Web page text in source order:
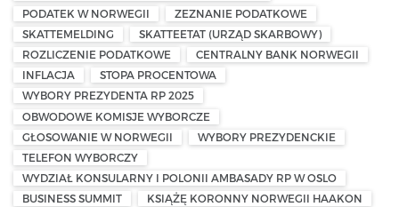
PODATEK W NORWEGII
ZEZNANIE PODATKOWE
SKATTEMELDING
SKATTEETAT (URZĄD SKARBOWY)
ROZLICZENIE PODATKOWE
CENTRALNY BANK NORWEGII
INFLACJA
STOPA PROCENTOWA
WYBORY PREZYDENTA RP 2025
OBWODOWE KOMISJE WYBORCZE
GŁOSOWANIE W NORWEGII
WYBORY PREZYDENCKIE
TELEFON WYBORCZY
WYDZIAŁ KONSULARNY I POLONII AMBASADY RP W OSLO
BUSINESS SUMMIT
KSIĄŻĘ KORONNY NORWEGII HAAKON